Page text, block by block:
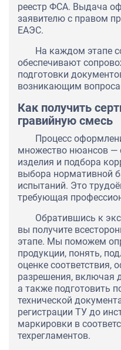
реестр ФСА. Выдача
заявителю с правом
ЕАЭС.
На каждом этапе
обеспечивают
подготовки
возникающим
Как получить
гравийную смесь
Процесс
множество нюансов —
изделия и подбора
выбора нормативной
испытаний. Это
требующая
Обратившись к
вы получите
этапе. Мы поможем
продукции, понять,
оценке
разрешения, включая
а также подготовить
технической
регистрации ТУ до
маркировки в
техрегламентов.